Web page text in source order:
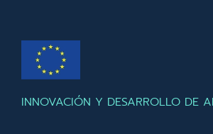
INNOVACIÓN Y DESARROLLO DE